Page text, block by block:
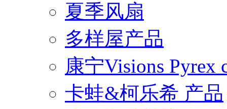
夏季风扇
多样屋产品
康宁Visions Pyrex
卡蛙&柯乐希 产品